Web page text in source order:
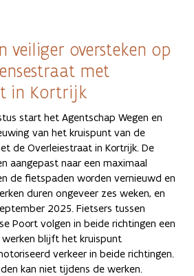
veiliger oversteken op
met
in Kortrijk
start het Agentschap Wegen en
van het kruispunt van de
de Overleiestraat in Kortrijk. De
aangepast naar een maximaal
de fietspaden worden vernieuwd en
duren ongeveer zes weken, en
2025. Fietsers tussen
Poort volgen in beide richtingen een
blijft het kruispunt
verkeer in beide richtingen.
kan niet tijdens de werken.